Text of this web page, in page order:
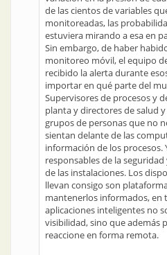
de las cientos de variables
monitoreadas, las
estuviera mirando a esa en
Sin embargo, de haber
monitoreo móvil, el equipo
recibido la alerta durante
importar en qué parte del
Supervisores de procesos y
planta y directores de salud
grupos de personas que no
sientan delante de las
información de los procesos.
responsables de la
de las instalaciones. Los
llevan consigo son
mantenerlos informados, en
aplicaciones inteligentes no
visibilidad, sino que además
reaccione en forma remota.